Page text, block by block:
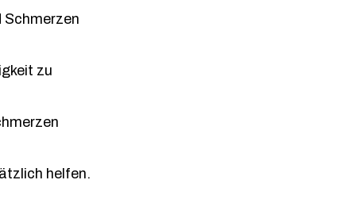
Schmerzen
zu
helfen.